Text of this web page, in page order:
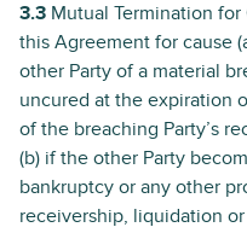
3.3 Mutual Termination
this Agreement for cause
other Party of a material
uncured at the expiration
of the breaching Party’s
(b) if the other Party
bankruptcy or any other
receivership, liquidation